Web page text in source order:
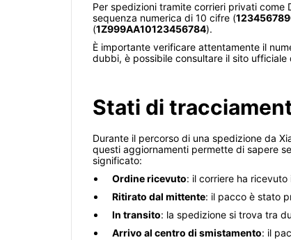
Per spedizioni tramite corrieri privati come
sequenza numerica di 10 cifre (
(1Z999AA10123456784).
È importante verificare attentamente il
dubbi, è possibile consultare il sito
Stati di
Durante il percorso di una spedizione da
questi aggiornamenti permette di sapere
significato:
Ordine ricevuto: il corriere ha
Ritirato dal mittente: il pacco è stato
In transito: la spedizione si trova tra
Arrivo al centro di smistamento: il